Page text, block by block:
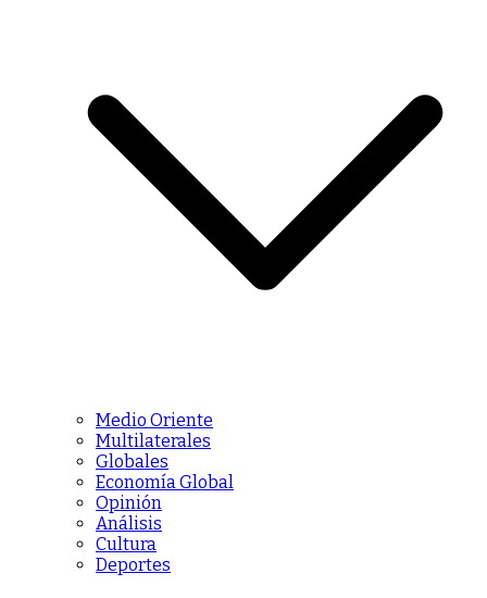
Medio Oriente
Multilaterales
Globales
Economía Global
Opinión
Análisis
Cultura
Deportes